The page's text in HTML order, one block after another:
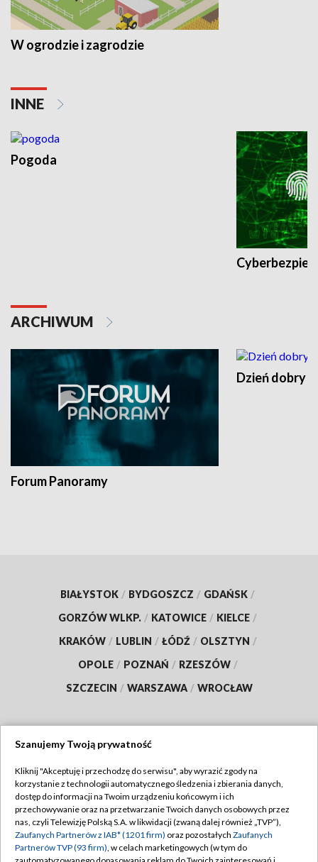
W ogrodzie i zagrodzie
INNE
Pogoda
ARCHIWUM
Forum Panoramy
Dzień dobry
BIAŁYSTOK / BYDGOSZCZ / GDAŃSK /
GORZÓW WLKP. / KATOWICE / KIELCE /
KRAKÓW / LUBLIN / ŁÓDŹ / OLSZTYN /
OPOLE / POZNAŃ / RZESZÓW /
SZCZECIN / WARSZAWA / WROCŁAW
TVP
Abonament TVP
Emisja w TVP
Centrum informacji TVP
Regulamin TVP
Polityka prywatności
Moje zgody
Szanujemy Twoją prywatność
Kliknij "Akceptuję i przechodzę do serwisu", aby wyrazić zgody na
korzystanie z technologii automatycznego śledzenia i zbierania danych,
dostęp do informacji na Twoim urządzeniu końcowym i ich
przechowywanie oraz na przetwarzanie Twoich danych osobowych przez
nas, czyli Telewizję Polską S.A. w likwidacji (zwaną dalej również „TVP”),
Zaufanych Partnerów z IAB* (1201 firm) oraz pozostałych Zaufanych
Partnerów TVP (93 firm), w celach marketingowych (w tym do